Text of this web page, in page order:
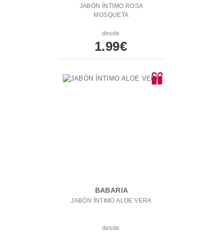
JABÓN ÍNTIMO ROSA
MOSQUETA
desde
1.99€
BABARIA
JABÓN ÍNTIMO ALOE VERA
desde